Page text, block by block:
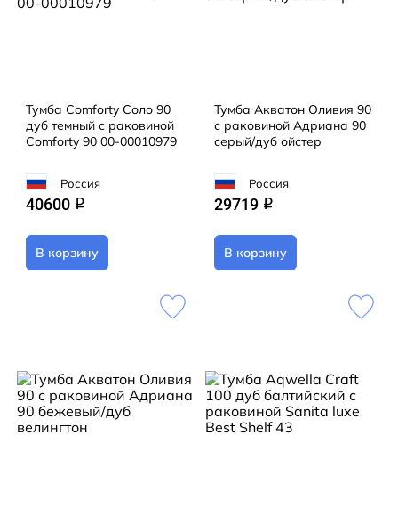
Тумба Comforty Соло 90
дуб темный с раковиной
Comforty 90 00-00010979
Россия
40600 q
В корзину
Тумба Акватон Оливия 90
с раковиной Адриана 90
серый/дуб ойстер
Россия
29719 q
В корзину